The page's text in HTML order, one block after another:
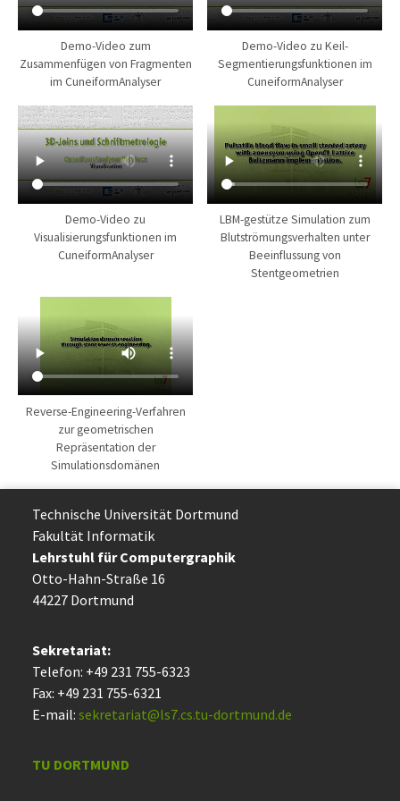
Demo-Video zum
Zusammenfügen von Fragmenten
im CuneiformAnalyser
Demo-Video zu Keil-
Segmentierungsfunktionen im
CuneiformAnalyser
Demo-Video zu
Visualisierungsfunktionen im
CuneiformAnalyser
LBM-gestütze Simulation zum
Blutströmungsverhalten unter
Beeinflussung von
Stentgeometrien
Reverse-Engineering-Verfahren
zur geometrischen
Repräsentation der
Simulationsdomänen
Technische Uni­ver­si­tät Dort­mund
Fakultät Informatik
Lehrstuhl für Computergraphik
Otto-Hahn-Straße 16
44227 Dort­mund
Sekretariat:
Telefon: +49 231 755-6323
Fax: +49 231 755-6321
E-mail: sekretariat@ls7.cs.tu-dortmund.de
TU DORTMUND